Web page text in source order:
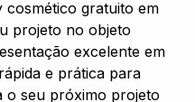
gratuito em
projeto no objeto
excelente em
e prática para
o seu próximo projeto